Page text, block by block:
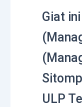
Giat
ULP